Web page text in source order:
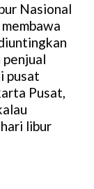
Nasional
penjual
pusat
Pusat,
libur